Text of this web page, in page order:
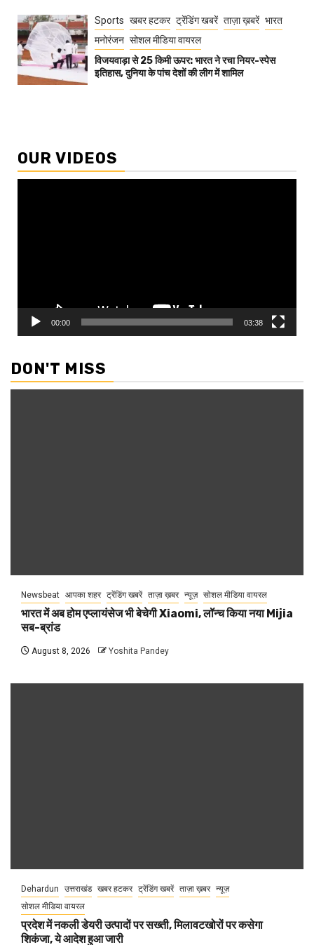
Sports खबर हटकर ट्रेंडिंग खबरें ताज़ा ख़बरें भारत
मनोरंजन सोशल मीडिया वायरल
विजयवाड़ा से 25 किमी ऊपर: भारत ने रचा नियर-स्पेस
इतिहास, दुनिया के पांच देशों की लीग में शामिल
OUR VIDEOS
00:00 03:38
DON'T MISS
Newsbeat आपका शहर ट्रेंडिंग खबरें ताज़ा ख़बर न्यूज़ सोशल मीडिया वायरल
भारत में अब होम एप्लायंसेज भी बेचेगी Xiaomi, लॉन्च किया नया Mijia
सब-ब्रांड
August 8, 2026 Yoshita Pandey
Dehardun उत्तराखंड खबर हटकर ट्रेंडिंग खबरें ताज़ा ख़बर न्यूज़
सोशल मीडिया वायरल
प्रदेश में नकली डेयरी उत्पादों पर सख्ती, मिलावटखोरों पर कसेगा
शिकंजा, ये आदेश हुआ जारी